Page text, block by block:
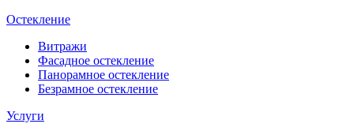
Остекление
Витражи
Фасадное остекление
Панорамное остекление
Безрамное остекление
Услуги